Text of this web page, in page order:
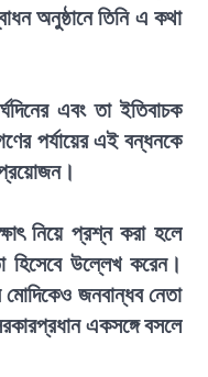
অনুষ্ঠানে তিনি এ কথা
এবং তা ইতিবাচক
পর্যায়ের এই বন্ধনকে
প্রয়োজন।
নিয়ে প্রশ্ন করা হলে
হিসেবে উল্লেখ করেন।
মোদিকেও জনবান্ধব নেতা
একসঙ্গে বসলে